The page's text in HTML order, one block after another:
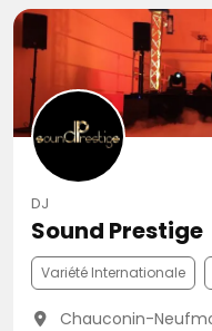
DJ
Sound Prestige
Variété Internationale
Chauconin-